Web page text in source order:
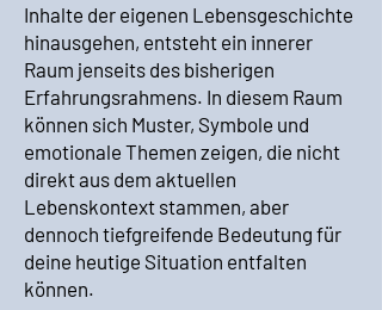
Inhalte der eigenen Lebensgeschichte
hinausgehen, entsteht ein innerer
Raum jenseits des bisherigen
Erfahrungsrahmens. In diesem Raum
können sich Muster, Symbole und
emotionale Themen zeigen, die nicht
direkt aus dem aktuellen
Lebenskontext stammen, aber
dennoch tiefgreifende Bedeutung für
deine heutige Situation entfalten
können.